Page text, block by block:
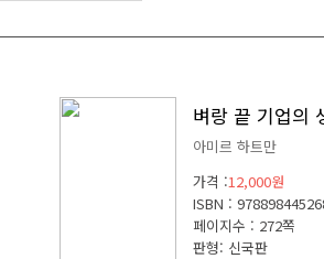
벼랑 끝 기업의
아미르 하트만
가격 :12,000원
ISBN :
페이지수 : 272쪽
판형: 신국판